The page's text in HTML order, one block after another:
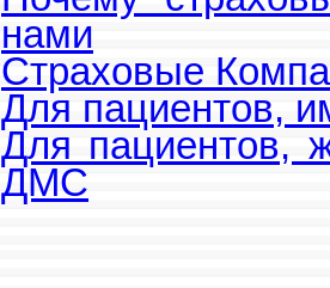
нами
Страховые
Для пациентов,
Для пациентов,
ДМС